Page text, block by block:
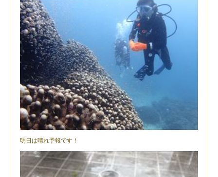
明日は晴れ予報です！